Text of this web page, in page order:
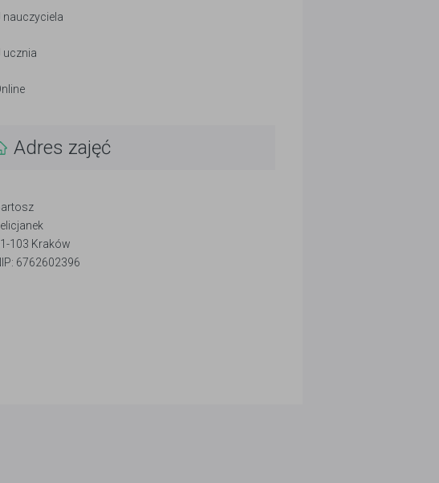
nauczyciela
ucznia
Adres zajęć
103 Kraków
6762602396